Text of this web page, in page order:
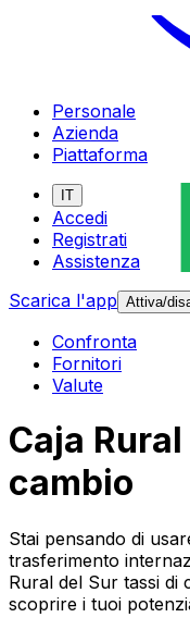
Personale
Azienda
Piattaforma
IT
Accedi
Registrati
Assistenza
Scarica l'app Attiva/
Confronta
Fornitori
Valute
Caja
cambio
Stai pensando di
trasferimento
Rural del Sur tassi di
scoprire i tuoi